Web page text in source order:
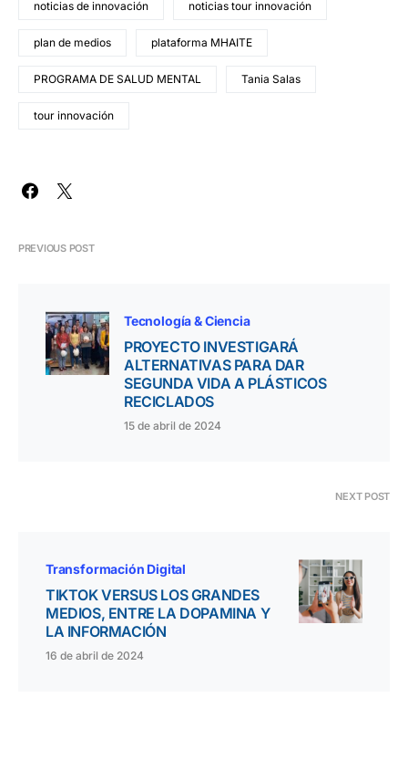
noticias de innovación noticias tour innovación
plan de medios plataforma MHAITE
PROGRAMA DE SALUD MENTAL Tania Salas
tour innovación
PREVIOUS POST
Tecnología & Ciencia
PROYECTO INVESTIGARÁ
ALTERNATIVAS PARA DAR
SEGUNDA VIDA A PLÁSTICOS
RECICLADOS
15 de abril de 2024
NEXT POST
Transformación Digital
TIKTOK VERSUS LOS GRANDES
MEDIOS, ENTRE LA DOPAMINA Y
LA INFORMACIÓN
16 de abril de 2024